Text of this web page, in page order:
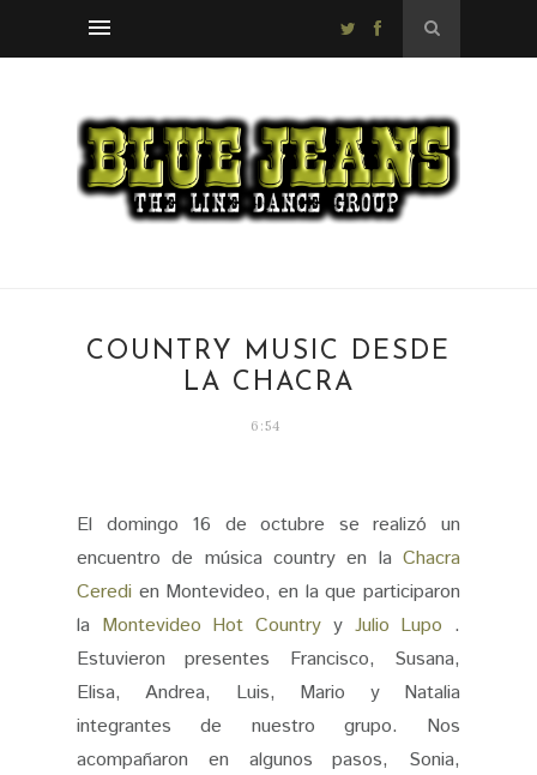
COUNTRY MUSIC DESDE
LA CHACRA
6:54
El domingo 16 de octubre se realizó un
encuentro de música country en la Chacra
Ceredi en Montevideo, en la que participaron
la Montevideo Hot Country y Julio Lupo .
Estuvieron presentes Francisco, Susana,
Elisa, Andrea, Luis, Mario y Natalia
integrantes de nuestro grupo. Nos
acompañaron en algunos pasos, Sonia,